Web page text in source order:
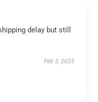
delay but still
Feb 3, 2025